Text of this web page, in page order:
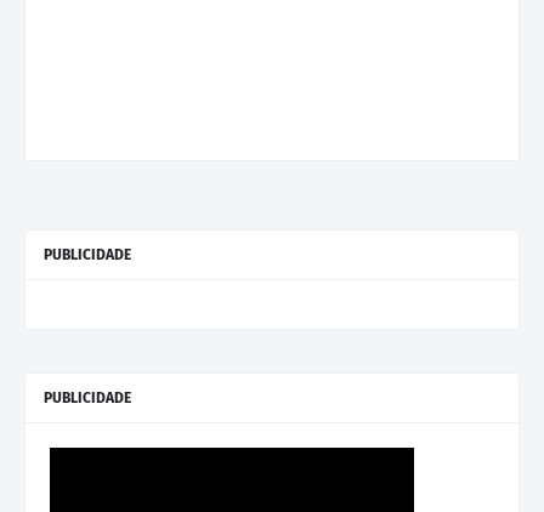
PUBLICIDADE
PUBLICIDADE